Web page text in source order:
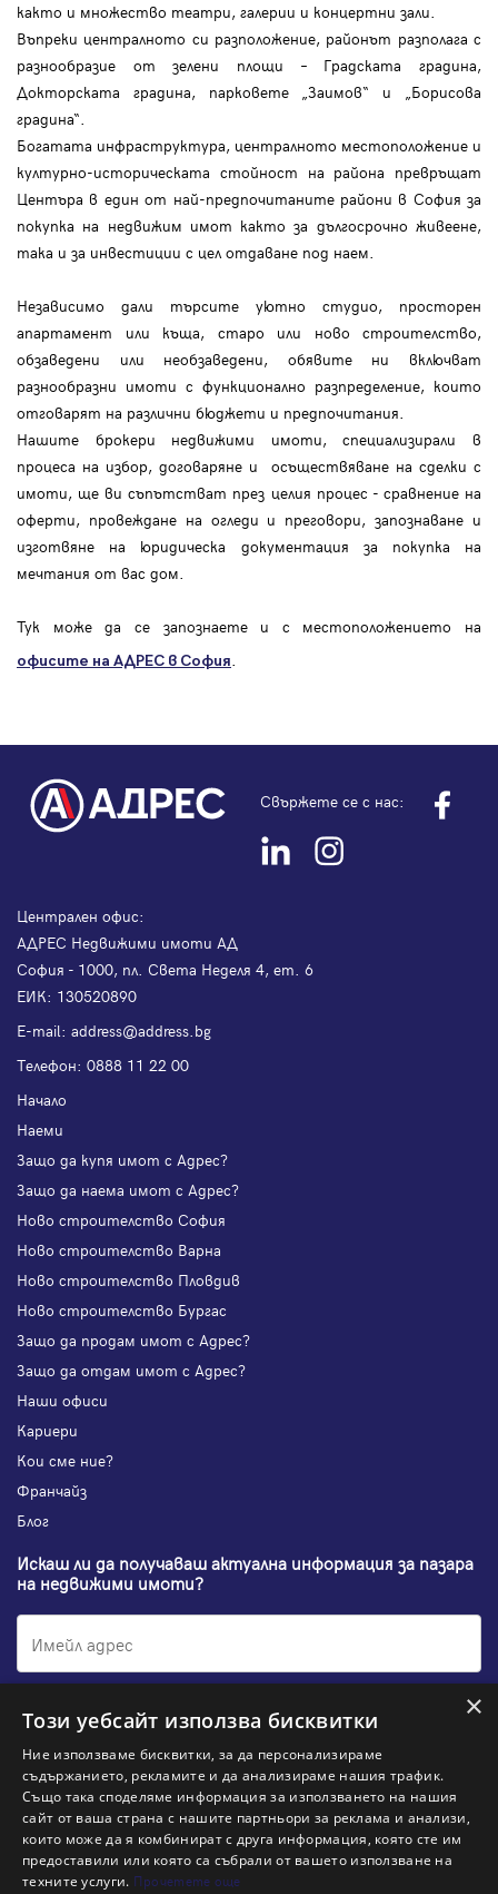
както и множество театри, галерии и концертни зали.
Въпреки централното си разположение, районът разполага с
разнообразие от зелени площи – Градската градина,
Докторската градина, парковете „Заимов“ и „Борисова
градина“.
Богатата инфраструктура, централното местоположение и
културно-историческата стойност на района превръщат
Центъра в един от най-предпочитаните райони в София за
покупка на недвижим имот както за дългосрочно живеене,
така и за инвестиции с цел отдаване под наем.
Независимо дали търсите уютно студио, просторен
апартамент или къща, старо или ново строителство,
обзаведени или необзаведени, обявите ни включват
разнообразни имоти с функционално разпределение, които
отговарят на различни бюджети и предпочитания.
Нашите брокери недвижими имоти, специализирали в
процеса на избор, договаряне и осъществяване на сделки с
имоти, ще ви съпътстват през целия процес - сравнение на
оферти, провеждане на огледи и преговори, запознаване и
изготвяне на юридическа документация за покупка на
мечтания от вас дом.
Тук може да се запознаете и с местоположението на
офисите на АДРЕС в София.
Свържете се с нас:
Централен офис:
АДРЕС Недвижими имоти АД
София - 1000, пл. Света Неделя 4, ет. 6
ЕИК: 130520890
Е-mail: address@address.bg
Телефон: 0888 11 22 00
Начало
Наеми
Защо да купя имот с Адрес?
Защо да наема имот с Адрес?
Ново строителство София
Ново строителство Варна
Ново строителство Пловдив
Ново строителство Бургас
Защо да продам имот с Адрес?
Защо да отдам имот с Адрес?
Наши офиси
Кариери
Кои сме ние?
Франчайз
Блог
Искаш ли да получаваш актуална информация за пазара
на недвижими имоти?
Абонирам се
НАЙ-ПОПУЛЯРНИ ТЪРСЕНИЯ:
Общи условия
Политика за "бисквитки"
Политики за поверителност
×
Този уебсайт използва бисквитки
Ние използваме бисквитки, за да персонализираме
съдържанието, рекламите и да анализираме нашия трафик.
Също така споделяме информация за използването на нашия
сайт от ваша страна с нашите партньори за реклама и анализи,
които може да я комбинират с друга информация, която сте им
предоставили или която са събрали от вашето използване на
техните услуги. Прочетете още